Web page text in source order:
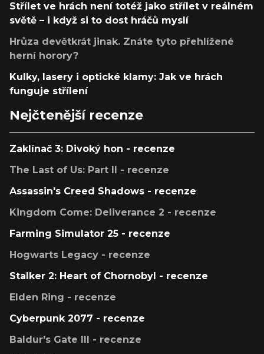
Střílet ve hrách není totéž jako střílet v reálném
světě – i když si to dost hráčů myslí
Hrůza devětkrát jinak. Znáte tyto přehlížené
herní horory?
Kulky, lasery i optické klamy: Jak ve hrách
funguje střílení
Nejčtenější recenze
Zaklínač 3: Divoký hon - recenze
The Last of Us: Part II - recenze
Assassin's Creed Shadows - recenze
Kingdom Come: Deliverance 2 - recenze
Farming Simulator 25 - recenze
Hogwarts Legacy - recenze
Stalker 2: Heart of Chornobyl - recenze
Elden Ring - recenze
Cyberpunk 2077 - recenze
Baldur's Gate III - recenze